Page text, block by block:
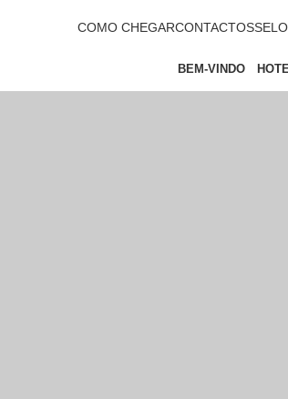
COMO CHEGARCONTACTOS
BEM-VINDO